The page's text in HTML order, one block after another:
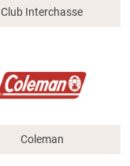
Club Interchasse
Coleman